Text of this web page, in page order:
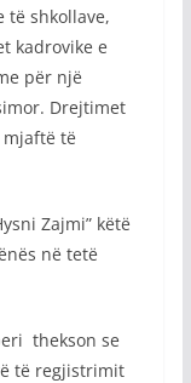
të shkollave,
kadrovike e
për një
Drejtimet
të
Zajmi” këtë
në tetë
thekson se
të regjistrimit